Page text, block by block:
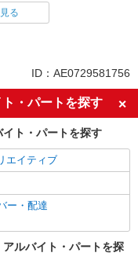
40代～）活躍中
60代～）活躍中
み
給
る
ID：AE0729581756
・パートを探す
ト・パートを探す
エイティブ
ー・配達
ルバイト・パートを探